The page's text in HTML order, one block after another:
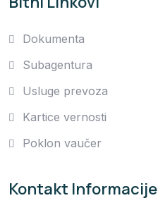
Dokumenta
Subagentura
Usluge prevoza
Kartice vernosti
Poklon vaučer
Kontakt Informacije